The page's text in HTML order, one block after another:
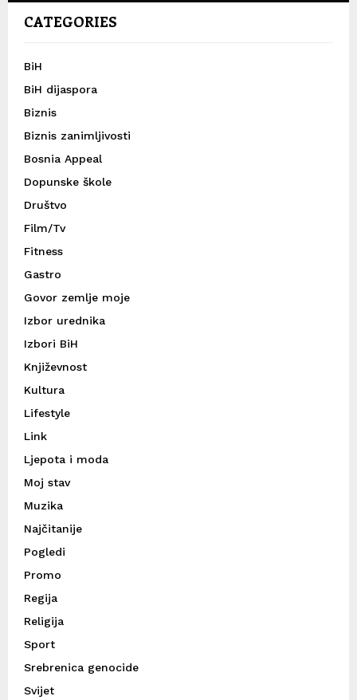
CATEGORIES
BiH
BiH dijaspora
Biznis
Biznis zanimljivosti
Bosnia Appeal
Dopunske škole
Društvo
Film/Tv
Fitness
Gastro
Govor zemlje moje
Izbor urednika
Izbori BiH
Književnost
Kultura
Lifestyle
Link
Ljepota i moda
Moj stav
Muzika
Najčitanije
Pogledi
Promo
Regija
Religija
Sport
Srebrenica genocide
Svijet